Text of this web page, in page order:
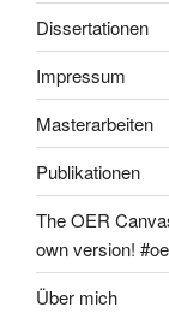
Dissertationen
Impressum
Masterarbeiten
Publikationen
The OER
own version!
Über mich